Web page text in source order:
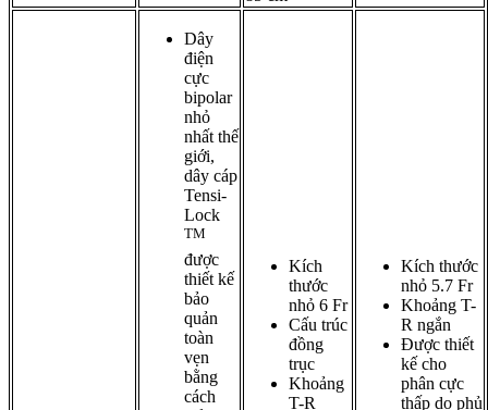
Dây
điện
cực
bipolar
nhỏ
nhất thế
giới,
dây cáp
Tensi-
Lock
TM
được
thiết kế
bảo
quản
toàn
vẹn
bằng
cách
Kích
thước
nhỏ 6 Fr
Cấu trúc
đồng
trục
Khoảng
T-R
Kích thước
nhỏ 5.7 Fr
Khoảng T-
R ngắn
Được thiết
kế cho
phân cực
thấp do phủ